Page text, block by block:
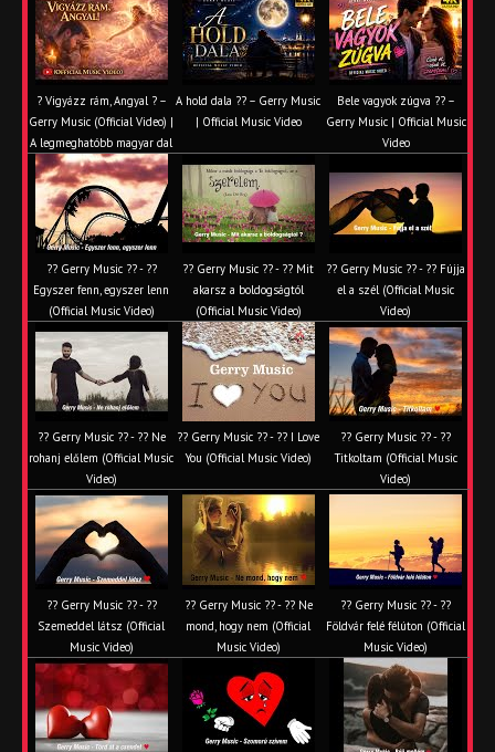
? Vigyázz rám, Angyal ? –
Gerry Music (Official Video) |
A legmeghatóbb magyar dal
A hold dala ?? – Gerry Music
| Official Music Video
Bele vagyok zúgva ?? –
Gerry Music | Official Music
Video
?? Gerry Music ?? - ??
Egyszer fenn, egyszer lenn
(Official Music Video)
?? Gerry Music ?? - ?? Mit
akarsz a boldogságtól
(Official Music Video)
?? Gerry Music ?? - ?? Fújja
el a szél (Official Music
Video)
?? Gerry Music ?? - ?? Ne
rohanj előlem (Official Music
Video)
?? Gerry Music ?? - ?? I Love
You (Official Music Video)
?? Gerry Music ?? - ??
Titkoltam (Official Music
Video)
?? Gerry Music ?? - ??
Szemeddel látsz (Official
Music Video)
?? Gerry Music ?? - ?? Ne
mond, hogy nem (Official
Music Video)
?? Gerry Music ?? - ??
Földvár felé félúton (Official
Music Video)